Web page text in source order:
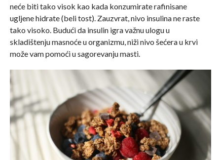
neće biti tako visok kao kada konzumirate rafinisane
ugljene hidrate (beli tost). Zauzvrat, nivo insulina ne raste
tako visoko. Budući da insulin igra važnu ulogu u
skladištenju masnoće u organizmu, niži nivo šećera u krvi
može vam pomoći u sagorevanju masti.